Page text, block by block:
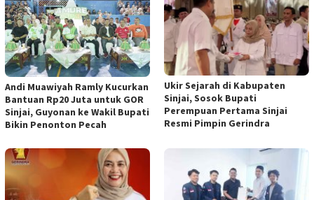
Andi Muawiyah Ramly Kucurkan
Bantuan Rp20 Juta untuk GOR
Sinjai, Guyonan ke Wakil Bupati
Bikin Penonton Pecah
Ukir Sejarah di Kabupaten
Sinjai, Sosok Bupati
Perempuan Pertama Sinjai
Resmi Pimpin Gerindra